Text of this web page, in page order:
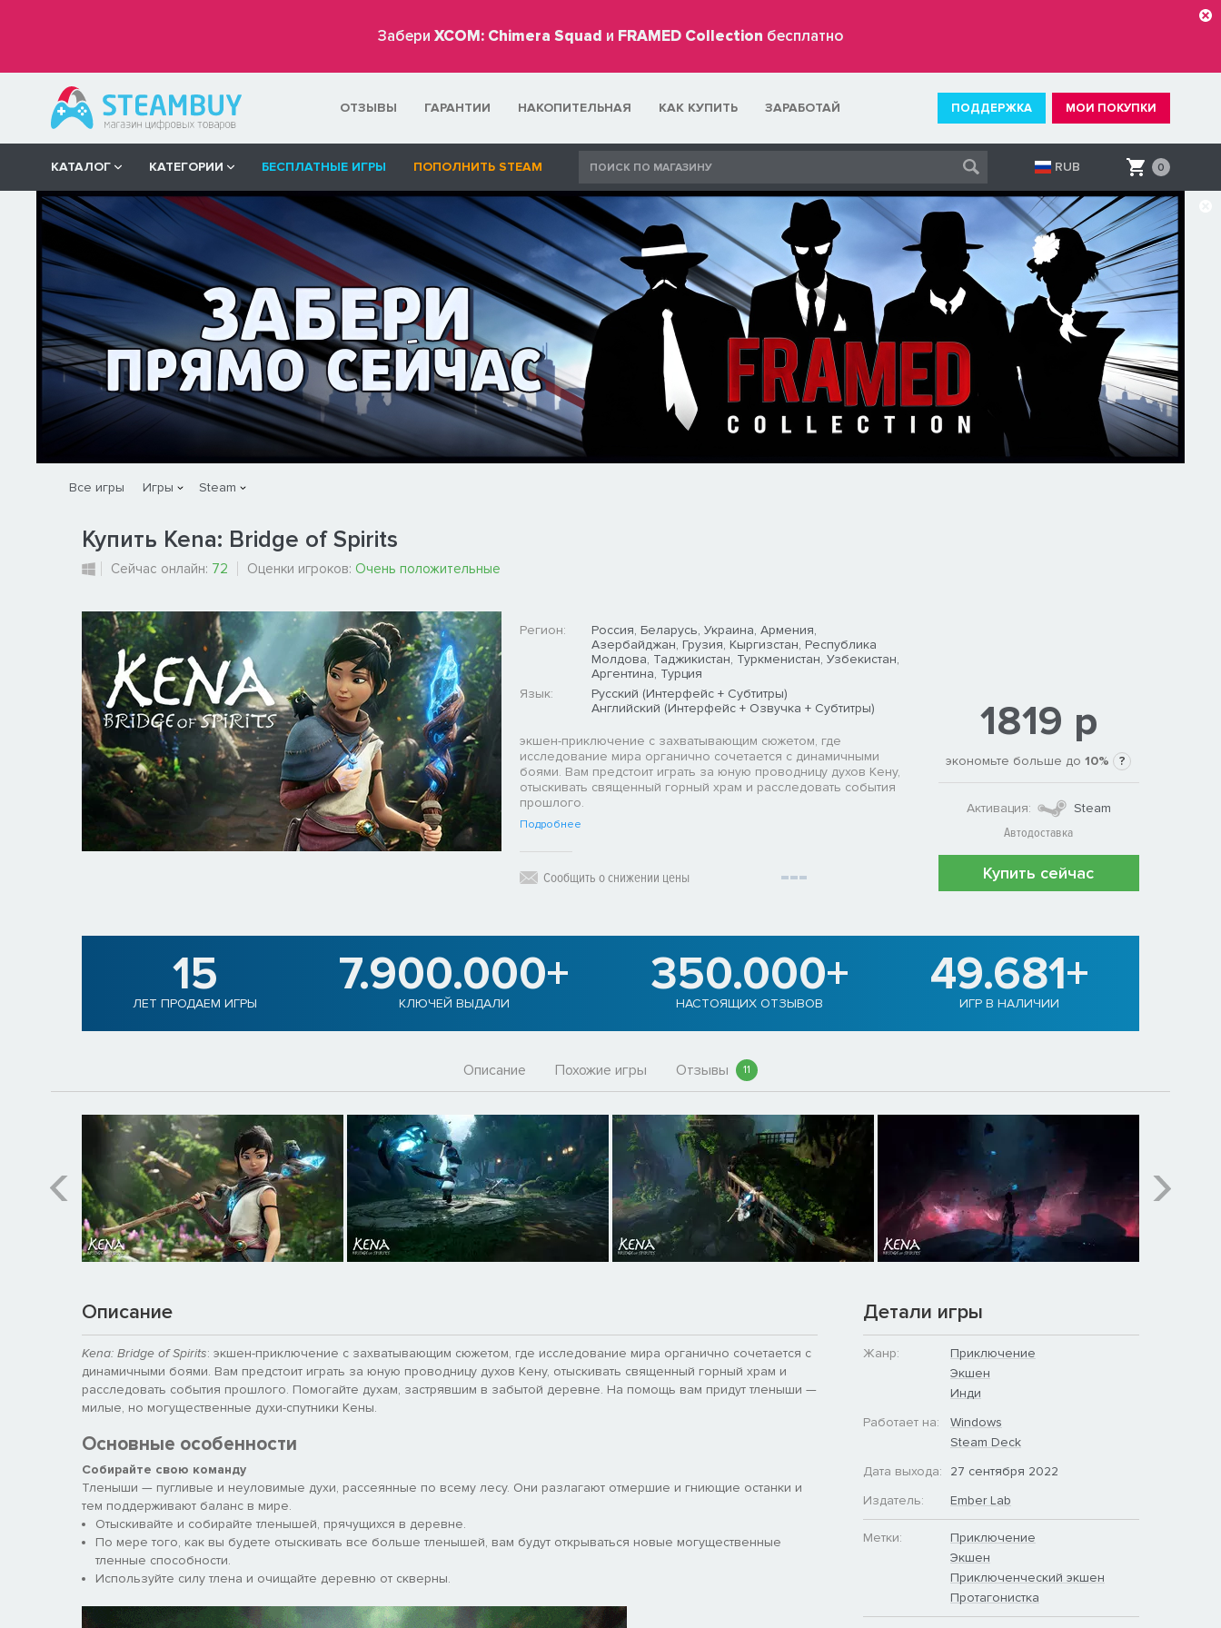
Забери XCOM: Chimera Squad и FRAMED Collection бесплатно
ОТЗЫВЫ ГАРАНТИИ НАКОПИТЕЛЬНАЯ КАК КУПИТЬ ЗАРАБОТАЙ ПОДДЕРЖКА МОИ ПОКУПКИ
КАТАЛОГ КАТЕГОРИИ БЕСПЛАТНЫЕ ИГРЫ ПОПОЛНИТЬ STEAM RUB 0
Все игры Игры Steam
Купить Kena: Bridge of Spirits
Сейчас онлайн: 72 Оценки игроков: Очень положительные
Регион:
Россия, Беларусь, Украина, Армения,
Азербайджан, Грузия, Кыргизстан, Республика
Молдова, Таджикистан, Туркменистан, Узбекистан,
Аргентина, Турция
Язык:
Русский (Интерфейс + Субтитры)
Английский (Интерфейс + Озвучка + Субтитры)
экшен-приключение с захватывающим сюжетом, где
исследование мира органично сочетается с динамичными
боями. Вам предстоит играть за юную проводницу духов Кену,
отыскивать священный горный храм и расследовать события
прошлого.
Подробнее
Сообщить о снижении цены
1819 р
экономьте больше до10% ?
Активация:
Steam
Автодоставка
Купить сейчас
15
ЛЕТ ПРОДАЕМ ИГРЫ
7.900.000+
КЛЮЧЕЙ ВЫДАЛИ
350.000+
НАСТОЯЩИХ ОТЗЫВОВ
49.681+
ИГР В НАЛИЧИИ
Описание Похожие игры Отзывы 11
Описание
Kena: Bridge of Spirits: экшен-приключение с захватывающим сюжетом, где исследование мира органично сочетается с
динамичными боями. Вам предстоит играть за юную проводницу духов Кену, отыскивать священный горный храм и
расследовать события прошлого. Помогайте духам, застрявшим в забытой деревне. На помощь вам придут тленыши —
милые, но могущественные духи-спутники Кены.
Основные особенности
Собирайте свою команду
Тленыши — пугливые и неуловимые духи, рассеянные по всему лесу. Они разлагают отмершие и гниющие останки и
тем поддерживают баланс в мире.
Отыскивайте и собирайте тленышей, прячущихся в деревне.
По мере того, как вы будете отыскивать все больше тленышей, вам будут открываться новые могущественные
тленные способности.
Используйте силу тлена и очищайте деревню от скверны.
Детали игры
Жанр:
Приключение
Экшен
Инди
Работает на:
Windows
Steam Deck
Дата выхода:
27 сентября 2022
Издатель:
Ember Lab
Метки:
Приключение
Экшен
Приключенческий экшен
Протагонистка